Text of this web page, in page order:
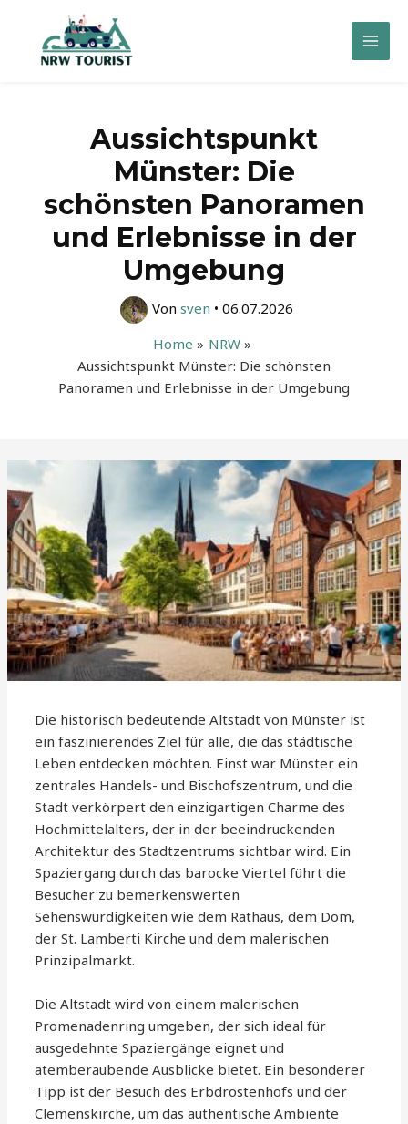
springen
Main
Aussichtspunkt
Münster: Die
schönsten Panoramen
und Erlebnisse in der
Umgebung
Von sven • 06.07.2026
Home
NRW
Aussichtspunkt Münster: Die schönsten
Panoramen und Erlebnisse in der Umgebung
Die historisch bedeutende Altstadt von Münster ist
ein faszinierendes Ziel für alle, die das städtische
Leben entdecken möchten. Einst war Münster ein
zentrales Handels- und Bischofszentrum, und die
Stadt verkörpert den einzigartigen Charme des
Hochmittelalters, der in der beeindruckenden
Architektur des Stadtzentrums sichtbar wird. Ein
Spaziergang durch das barocke Viertel führt die
Besucher zu bemerkenswerten
Sehenswürdigkeiten wie dem Rathaus, dem Dom,
der St. Lamberti Kirche und dem malerischen
Prinzipalmarkt.
Die Altstadt wird von einem malerischen
Promenadenring umgeben, der sich ideal für
ausgedehnte Spaziergänge eignet und
atemberaubende Ausblicke bietet. Ein besonderer
Tipp ist der Besuch des Erbdrostenhofs und der
Clemenskirche, um das authentische Ambiente